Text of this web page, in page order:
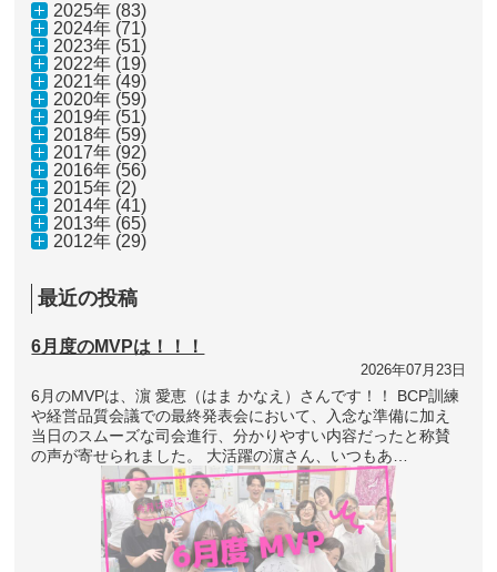
2025年 (83)
2024年 (71)
2023年 (51)
2022年 (19)
2021年 (49)
2020年 (59)
2019年 (51)
2018年 (59)
2017年 (92)
2016年 (56)
2015年 (2)
2014年 (41)
2013年 (65)
2012年 (29)
最近の投稿
6月度のMVPは！！！
2026年07月23日
6月のMVPは、濵 愛恵（はま かなえ）さんです！！ BCP訓練
や経営品質会議での最終発表会において、入念な準備に加え
当日のスムーズな司会進行、分かりやすい内容だったと称賛
の声が寄せられました。 大活躍の濵さん、いつもあ…